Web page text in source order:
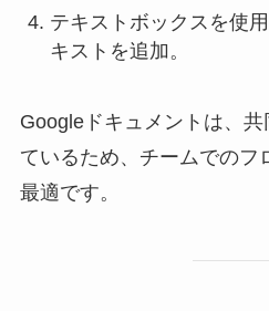
テキストボックスを使
キストを追加。
Googleドキュメントは、
ているため、チームでのフ
最適です。